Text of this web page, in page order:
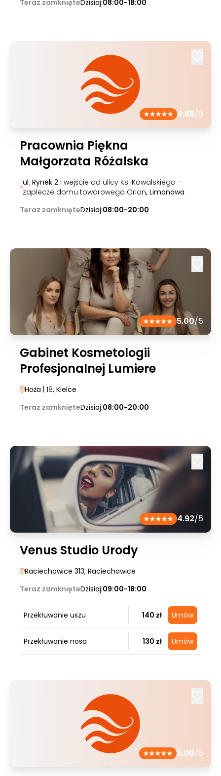
Teraz zamknięteDzisiaj:08:00-18:00
4.88/5
Pracownia Piękna
Małgorzata Różalska
ul. Rynek 2| wejście od ulicy Ks. Kowalskiego -
zaplecze domu towarowego Orion, Limanowa
Teraz zamknięteDzisiaj:08:00-20:00
5.00/5
Gabinet Kosmetologii
Profesjonalnej Lumiere
Hoża | 18, Kielce
Teraz zamknięteDzisiaj:08:00-20:00
4.92/5
Venus Studio Urody
Raciechowice 313, Raciechowice
Teraz zamknięteDzisiaj:09:00-18:00
Przekłuwanie uszu 140 zł Umów
Przekłuwanie nosa 130 zł Umów
5.00/5